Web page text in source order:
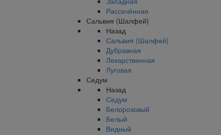
Рассечённая
Сальвия (Шалфей)
Назад
Сальвия (Шалфей)
Дубравная
Лекарственная
Луговая
Седум
Назад
Седум
Белорозовый
Белый
Видный